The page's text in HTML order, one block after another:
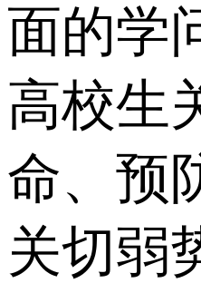
面的学
高校生
命、预
关切弱